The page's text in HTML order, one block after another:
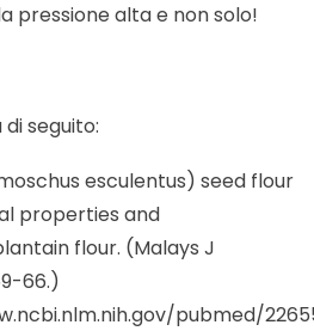
pressione altae non solo!
seguito:
esculentus) seed flour
properties and
flour. (Malays J
66.)
pubmed/